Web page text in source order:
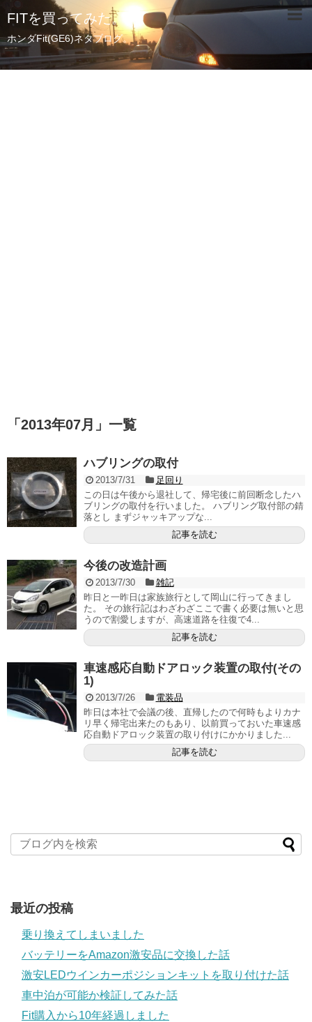
FITを買ってみた。
ホンダFit(GE6)ネタブログ。
「 2013年07月 」 一覧
ハブリングの取付
2013/7/31
足回り
この日は午後から退社して、帰宅後に前回断念したハ
ブリングの取付を行いました。 ハブリング取付部の錆
落とし まずジャッキアップな...
記事を読む
今後の改造計画
2013/7/30
雑記
昨日と一昨日は家族旅行として岡山に行ってきまし
た。 その旅行記はわざわざここで書く必要は無いと思
うので割愛しますが、高速道路を往復で4...
記事を読む
車速感応自動ドアロック装置の取付(その
1)
2013/7/26
電装品
昨日は本社で会議の後、直帰したので何時もよりカナ
リ早く帰宅出来たのもあり、以前買っておいた車速感
応自動ドアロック装置の取り付けにかかりました...
記事を読む
最近の投稿
乗り換えてしまいました
バッテリーをAmazon激安品に交換した話
激安LEDウインカーポジションキットを取り付けた話
車中泊が可能か検証してみた話
Fit購入から10年経過しました